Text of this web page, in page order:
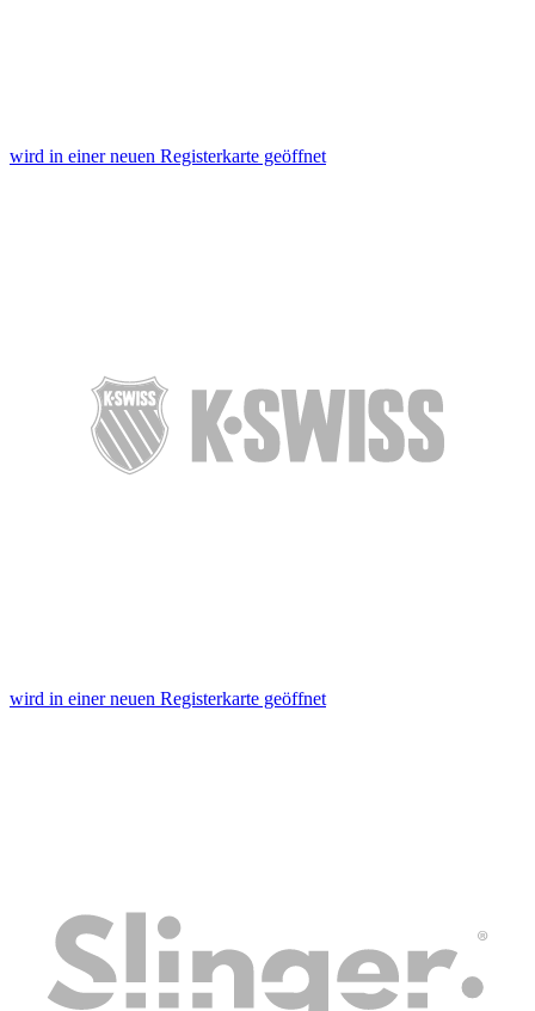
wird in einer neuen Registerkarte geöffnet
wird in einer neuen Registerkarte geöffnet